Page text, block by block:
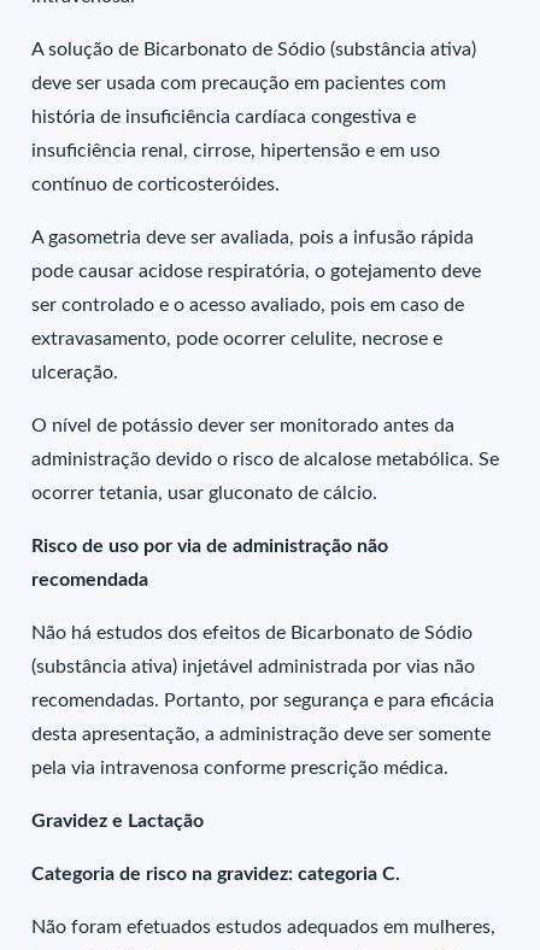
A solução de Bicarbonato de Sódio (substância ativa)
deve ser usada com precaução em pacientes com
história de insuficiência cardíaca congestiva e
insuficiência renal, cirrose, hipertensão e em uso
contínuo de corticosteróides.
A gasometria deve ser avaliada, pois a infusão rápida
pode causar acidose respiratória, o gotejamento deve
ser controlado e o acesso avaliado, pois em caso de
extravasamento, pode ocorrer celulite, necrose e
ulceração.
O nível de potássio dever ser monitorado antes da
administração devido o risco de alcalose metabólica. Se
ocorrer tetania, usar gluconato de cálcio.
Risco de uso por via de administração não
recomendada
Não há estudos dos efeitos de Bicarbonato de Sódio
(substância ativa) injetável administrada por vias não
recomendadas. Portanto, por segurança e para eficácia
desta apresentação, a administração deve ser somente
pela via intravenosa conforme prescrição médica.
Gravidez e Lactação
Categoria de risco na gravidez: categoria C.
Não foram efetuados estudos adequados em mulheres,